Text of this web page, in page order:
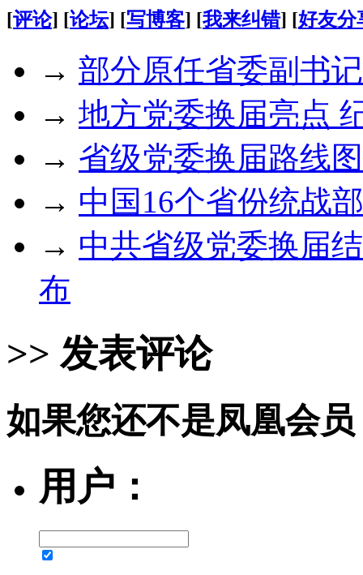
[评论] [论坛] [写博客] [我来纠错] [好友分
→ 部分原任省委副书
→ 地方党委换届亮点
→ 省级党委换届路线
→ 中国16个省份统战
→ 中共省级党委换届
布
>> 发表评论
如果您还不是凤凰会
用户：